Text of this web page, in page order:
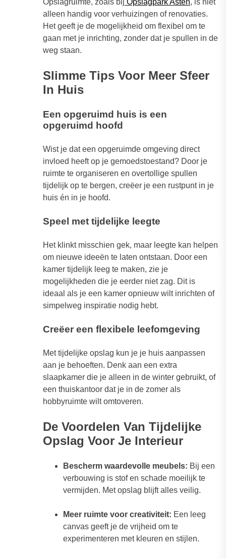
Opslagruimte, zoals bij Opslagpark Asten, is niet
alleen handig voor verhuizingen of renovaties.
Het geeft je de mogelijkheid om flexibel om te
gaan met je inrichting, zonder dat je spullen in de
weg staan.
Slimme Tips Voor Meer Sfeer
In Huis
Een opgeruimd huis is een
opgeruimd hoofd
Wist je dat een opgeruimde omgeving direct
invloed heeft op je gemoedstoestand? Door je
ruimte te organiseren en overtollige spullen
tijdelijk op te bergen, creëer je een rustpunt in je
huis én in je hoofd.
Speel met tijdelijke leegte
Het klinkt misschien gek, maar leegte kan helpen
om nieuwe ideeën te laten ontstaan. Door een
kamer tijdelijk leeg te maken, zie je
mogelijkheden die je eerder niet zag. Dit is
ideaal als je een kamer opnieuw wilt inrichten of
simpelweg inspiratie nodig hebt.
Creëer een flexibele leefomgeving
Met tijdelijke opslag kun je je huis aanpassen
aan je behoeften. Denk aan een extra
slaapkamer die je alleen in de winter gebruikt, of
een thuiskantoor dat je in de zomer als
hobbyruimte wilt omtoveren.
De Voordelen Van Tijdelijke
Opslag Voor Je Interieur
Bescherm waardevolle meubels: Bij een
verbouwing is stof en schade moeilijk te
vermijden. Met opslag blijft alles veilig.
Meer ruimte voor creativiteit: Een leeg
canvas geeft je de vrijheid om te
experimenteren met kleuren en stijlen.